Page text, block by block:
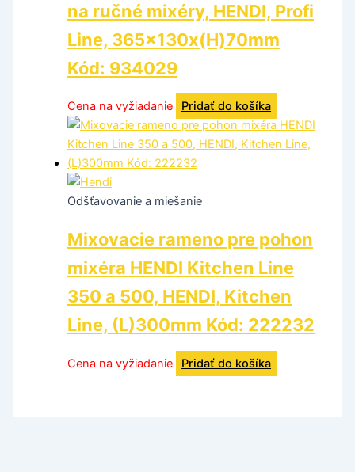
na ručné mixéry, HENDI, Profi
Line, 365x130x(H)70mm
Kód: 934029
Cena na vyžiadanie Pridať do košíka
Odšťavovanie a miešanie
Mixovacie rameno pre pohon
mixéra HENDI Kitchen Line
350 a 500, HENDI, Kitchen
Line, (L)300mm Kód: 222232
Cena na vyžiadanie Pridať do košíka